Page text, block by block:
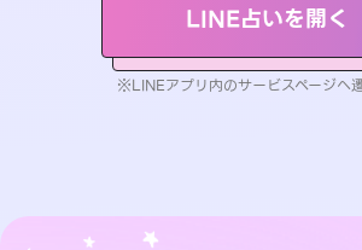
LINE占いを開く
※LINEアプリ内のサービスページへ